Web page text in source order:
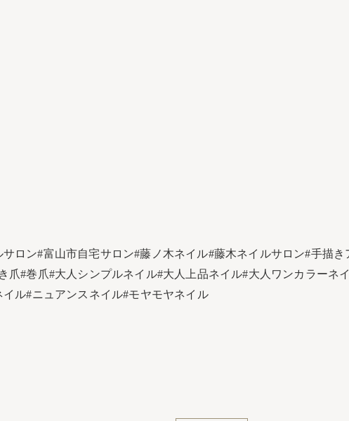
ロン#富山市自宅サロン#藤ノ木ネイル#藤木ネイルサロン#手描
爪#巻爪#大人シンプルネイル#大人上品ネイル#大人ワンカラーネ
ル#ニュアンスネイル#モヤモヤネイル